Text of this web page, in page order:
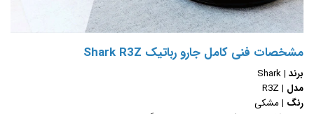
مشخصات فنی کامل جارو رباتیک Shark R3Z
برند |Shark
مدل |
رنگ |مشکی